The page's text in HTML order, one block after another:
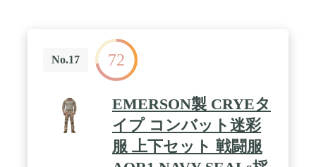
No.17 72
EMERSON製 CRYEタ
イプ コンバット迷彩
服 上下セット 戦闘服